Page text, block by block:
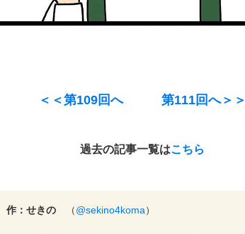
＜＜第109回へ 第111回へ＞＞
過去の記事一覧はこちら
作：せきの （@sekino4koma）